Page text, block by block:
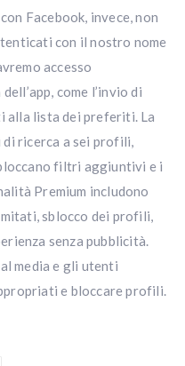
Facebook, invece, non
con il nostro nome
accesso
come l’invio di
alla lista dei preferiti. La
ricerca a sei profili,
filtri aggiuntivi e i
Premium includono
sblocco dei profili,
senza pubblicità.
media e gli utenti
e bloccare profili.